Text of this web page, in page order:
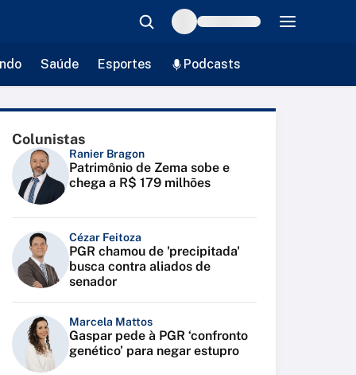
Saúde Esportes Podcasts
Colunistas
Ranier Bragon
Patrimônio de Zema sobe e
chega a R$ 179 milhões
Cézar Feitoza
PGR chamou de 'precipitada'
busca contra aliados de
senador
Marcela Mattos
Gaspar pede à PGR ‘confronto
genético’ para negar estupro